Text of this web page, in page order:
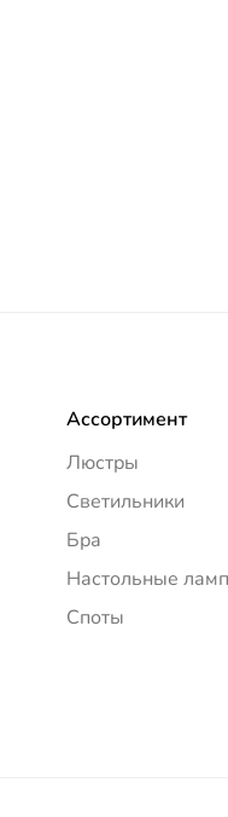
Ассортимент
Люстры
Светильники
Бра
Настольные
Споты